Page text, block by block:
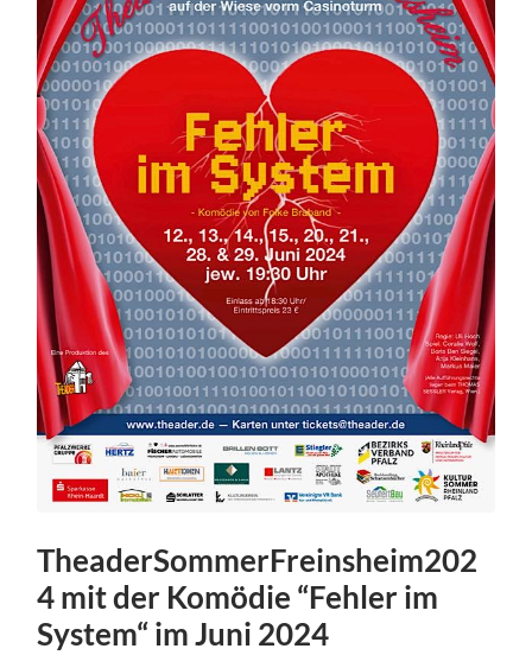
TheaderSommerFreinsheim202
4 mit der Komödie “Fehler im
System“ im Juni 2024